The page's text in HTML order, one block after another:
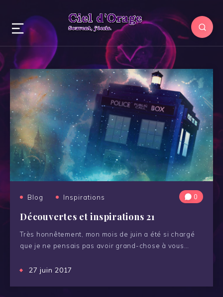
Blog Inspirations 0
Découvertes et inspirations 21
Très honnêtement, mon mois de juin a été si chargé
que je ne pensais pas avoir grand-chose à vous…
27 juin 2017